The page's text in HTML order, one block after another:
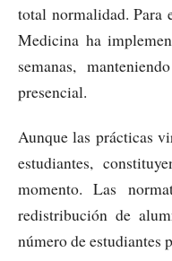
total normalidad. Para
Medicina ha
semanas,
presencial.
Aunque las prácticas
estudiantes,
momento. Las
redistribución de
número de estudiantes